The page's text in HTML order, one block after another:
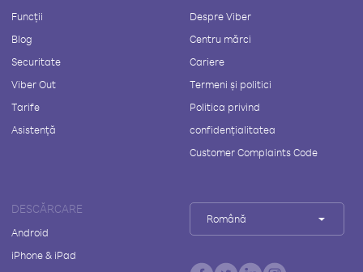
Funcții
Blog
Securitate
Viber Out
Tarife
Asistență
Despre Viber
Centru mărci
Cariere
Termeni și politici
Politica privind
confidențialitatea
Customer Complaints Code
DESCĂRCARE
Android
iPhone & iPad
Română